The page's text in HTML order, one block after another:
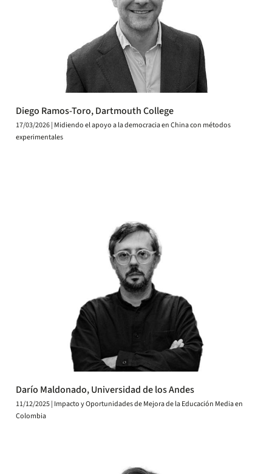
Diego Ramos-Toro, Dartmouth College
17/03/2026 | Midiendo el apoyo a la democracia en China con métodos
experimentales
Darío Maldonado, Universidad de los Andes
11/12/2025 | Impacto y Oportunidades de Mejora de la Educación Media en
Colombia